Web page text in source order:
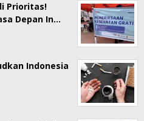
Prioritas!
Depan In…
Indonesia